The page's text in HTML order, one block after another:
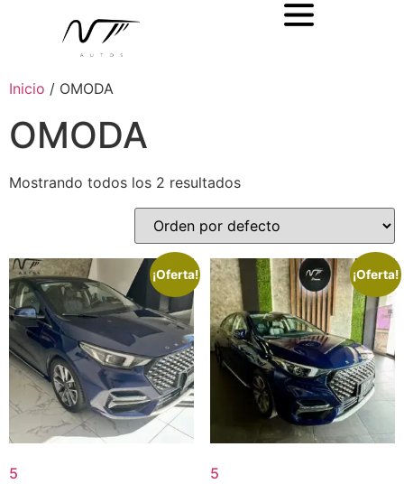
Inicio / OMODA
OMODA
Mostrando todos los 2 resultados
¡Oferta!
5
¡Oferta!
5